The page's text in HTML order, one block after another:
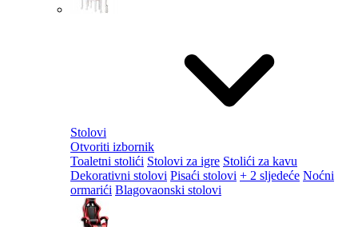
Stolovi
Otvoriti izbornik
Toaletni stolići Stolovi za igre Stolići za kavu
Dekorativni stolovi Pisaći stolovi + 2 sljedeće Noćni
ormarići Blagovaonski stolovi